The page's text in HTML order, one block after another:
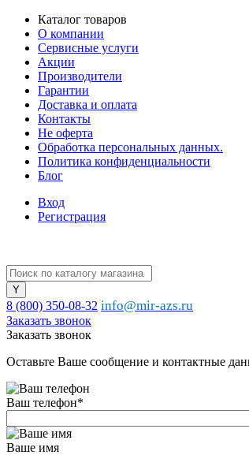
Каталог товаров
О компании
Сервисные услуги
Акции
Производители
Гарантии
Доставка и оплата
Контакты
Не оферта
Обработка персональных данных.
Политика конфиденциальности
Блог
Вход
Регистрация
8 (800) 350-08-32 info@mir-azs.ru
Заказать звонок
Заказать звонок
Оставьте Ваше сообщение и контактные
Ваш телефон*
Ваше имя